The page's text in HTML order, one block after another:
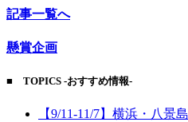
記事一覧へ
懸賞企画
■ TOPICS -おすすめ情報-
【9/11-11/7】横浜・八景